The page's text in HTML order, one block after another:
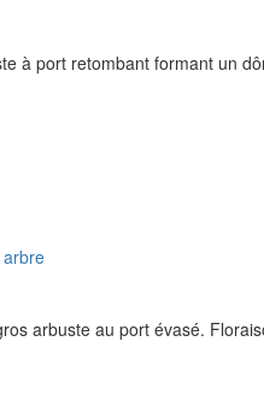
à port retombant formant un
arbuste au port évasé.